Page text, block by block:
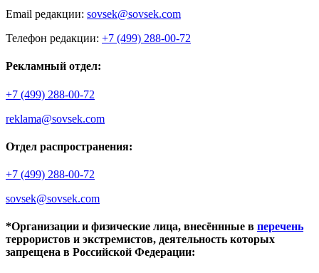
Email редакции: sovsek@sovsek.com
Телефон редакции: +7 (499) 288-00-72
Рекламный отдел:
+7 (499) 288-00-72
reklama@sovsek.com
Отдел распространения:
+7 (499) 288-00-72
sovsek@sovsek.com
*Организации и физические лица, внесённные в перечень
террористов и экстремистов, деятельность которых
запрещена в Российской Федерации: